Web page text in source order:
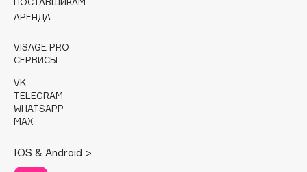
E
Eat My
Ecotools
EGIA
Elemis
АРЕНДА
VISAGE PRO
СЕРВИСЫ
VK
TELEGRAM
WHATSAPP
MAX
IOS & Android >